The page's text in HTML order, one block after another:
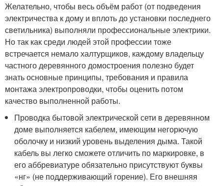
Желательно, чтобы весь объём работ (от подведения
электричества к дому и вплоть до установки последнего
светильника) выполняли профессиональные электрики.
Но так как среди людей этой профессии тоже
встречается немало халтурщиков, каждому владельцу
частного деревянного домостроения полезно будет
знать основные принципы, требования и правила
монтажа электропроводки, чтобы оценить потом
качество выполненной работы.
Проводка бытовой электрической сети в деревянном
доме выполняется кабелем, имеющим негорючую
оболочку и низкий уровень выделения дыма. Такой
кабель вы легко сможете отличить по маркировке, в
его аббревиатуре обязательно присутствуют буквы
«нг» (не поддерживающий горение). Его внешняя